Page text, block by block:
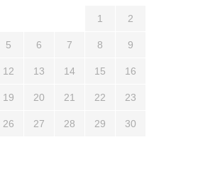
1 2
5 6 7 8 9
12 13 14 15 16
19 20 21 22 23
26 27 28 29 30